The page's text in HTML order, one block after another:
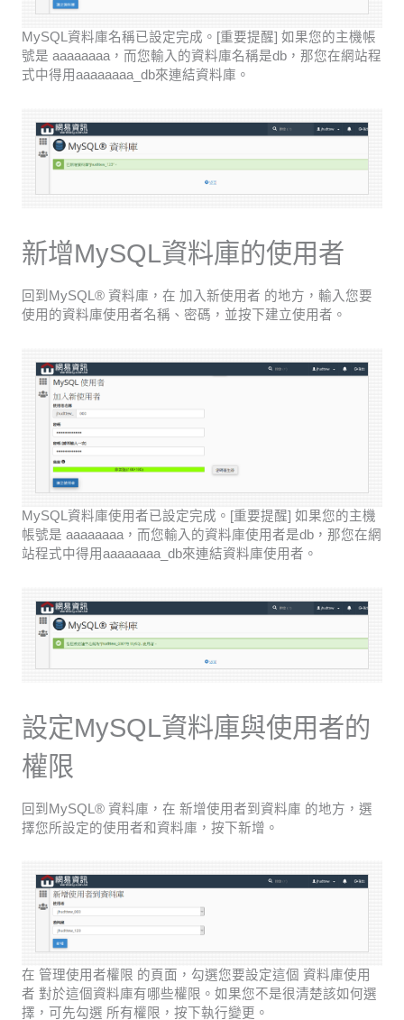
MySQL資料庫名稱已設定完成。[重要提醒] 如果您的主機帳
號是 aaaaaaaa，而您輸入的資料庫名稱是db，那您在網站程
式中得用aaaaaaaa_db來連結資料庫。
新增MySQL資料庫的使用者
回到MySQL® 資料庫，在 加入新使用者 的地方，輸入您要
使用的資料庫使用者名稱、密碼，並按下建立使用者。
MySQL資料庫使用者已設定完成。[重要提醒] 如果您的主機
帳號是 aaaaaaaa，而您輸入的資料庫使用者是db，那您在網
站程式中得用aaaaaaaa_db來連結資料庫使用者。
設定MySQL資料庫與使用者的
權限
回到MySQL® 資料庫，在 新增使用者到資料庫 的地方，選
擇您所設定的使用者和資料庫，按下新增。
在 管理使用者權限 的頁面，勾選您要設定這個 資料庫使用
者 對於這個資料庫有哪些權限。如果您不是很清楚該如何選
擇，可先勾選 所有權限，按下執行變更。